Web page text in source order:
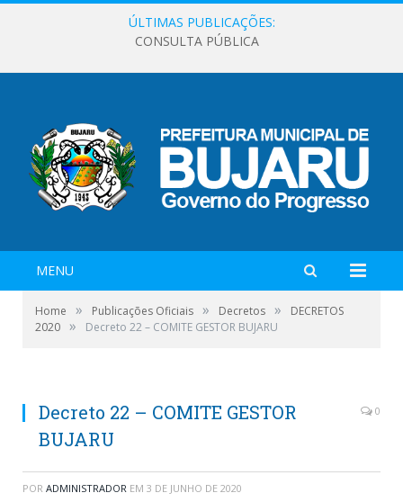
ÚLTIMAS PUBLICAÇÕES:
CONSULTA PÚBLICA
MENU
Home » Publicações Oficiais » Decretos »
DECRETOS
2020 » Decreto 22 – COMITE GESTOR BUJARU
Decreto 22 – COMITE GESTOR
BUJARU
0
POR ADMINISTRADOR EM 3 DE JUNHO DE 2020